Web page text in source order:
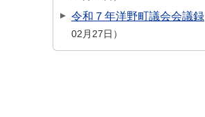
令和７年洋野町議会会議録
02月27日